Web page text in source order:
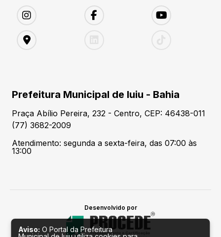
Prefeitura Municipal de Iuiu - Bahia
Praça Abílio Pereira, 232 - Centro, CEP: 46438-011
(77) 3682-2009
Atendimento: segunda a sexta-feira, das 07:00 às
13:00
Desenvolvido por
Aviso: O Portal da Prefeitura